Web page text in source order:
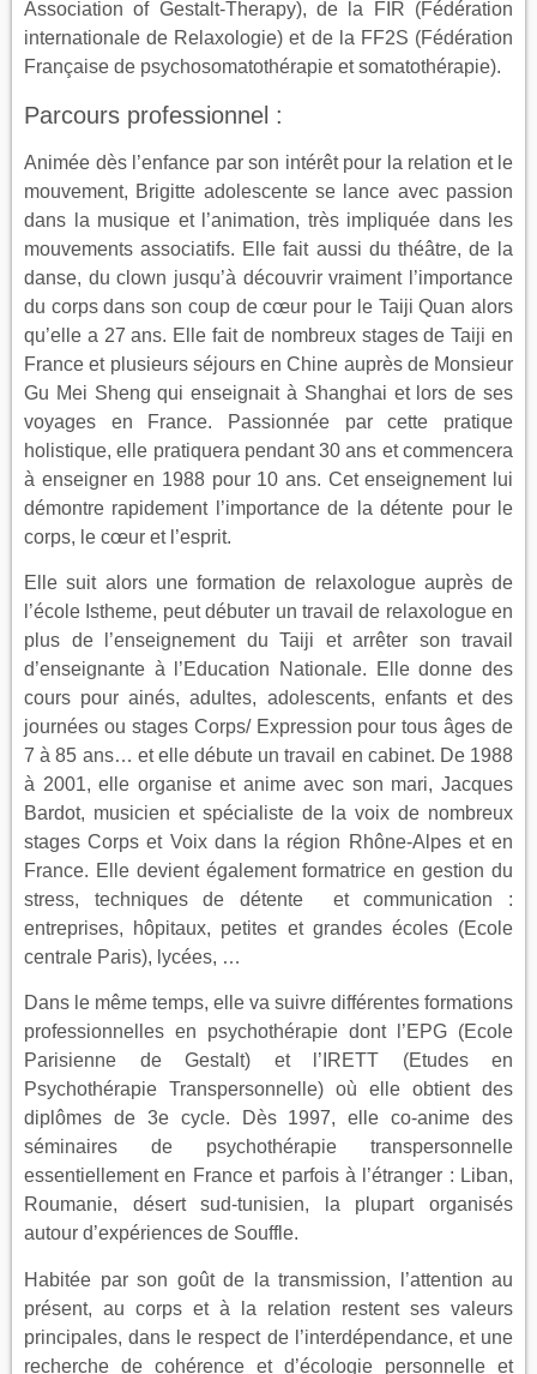
Association of Gestalt-Therapy), de la FIR (Fédération
internationale de Relaxologie) et de la FF2S (Fédération
Française de psychosomatothérapie et somatothérapie).
Parcours professionnel :
Animée dès l’enfance par son intérêt pour la relation et le
mouvement, Brigitte adolescente se lance avec passion
dans la musique et l’animation, très impliquée dans les
mouvements associatifs. Elle fait aussi du théâtre, de la
danse, du clown jusqu’à découvrir vraiment l’importance
du corps dans son coup de cœur pour le Taiji Quan alors
qu’elle a 27 ans. Elle fait de nombreux stages de Taiji en
France et plusieurs séjours en Chine auprès de Monsieur
Gu Mei Sheng qui enseignait à Shanghai et lors de ses
voyages en France. Passionnée par cette pratique
holistique, elle pratiquera pendant 30 ans et commencera
à enseigner en 1988 pour 10 ans. Cet enseignement lui
démontre rapidement l’importance de la détente pour le
corps, le cœur et l’esprit.
Elle suit alors une formation de relaxologue auprès de
l’école Istheme, peut débuter un travail de relaxologue en
plus de l’enseignement du Taiji et arrêter son travail
d’enseignante à l’Education Nationale. Elle donne des
cours pour ainés, adultes, adolescents, enfants et des
journées ou stages Corps/ Expression pour tous âges de
7 à 85 ans… et elle débute un travail en cabinet. De 1988
à 2001, elle organise et anime avec son mari, Jacques
Bardot, musicien et spécialiste de la voix de nombreux
stages Corps et Voix dans la région Rhône-Alpes et en
France. Elle devient également formatrice en gestion du
stress, techniques de détente et communication :
entreprises, hôpitaux, petites et grandes écoles (Ecole
centrale Paris), lycées, …
Dans le même temps, elle va suivre différentes formations
professionnelles en psychothérapie dont l’EPG (Ecole
Parisienne de Gestalt) et l’IRETT (Etudes en
Psychothérapie Transpersonnelle) où elle obtient des
diplômes de 3e cycle. Dès 1997, elle co-anime des
séminaires de psychothérapie transpersonnelle
essentiellement en France et parfois à l’étranger : Liban,
Roumanie, désert sud-tunisien, la plupart organisés
autour d’expériences de Souffle.
Habitée par son goût de la transmission, l’attention au
présent, au corps et à la relation restent ses valeurs
principales, dans le respect de l’interdépendance, et une
recherche de cohérence et d’écologie personnelle et